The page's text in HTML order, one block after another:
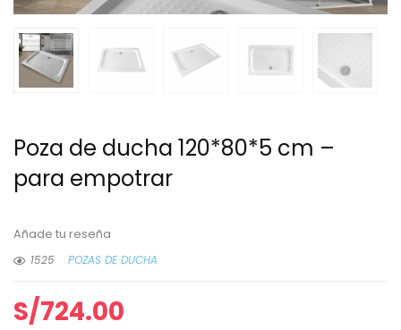
Poza de ducha 120*80*5 cm –
para empotrar
Añade tu reseña
1525
POZAS DE DUCHA
S/724.00